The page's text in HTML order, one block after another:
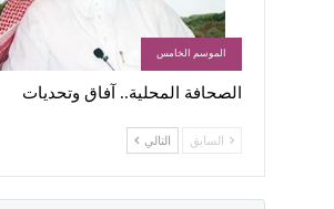
الموسم الخامس
الصحافة المحلية.. آفاق وتحديات
السابق التالي